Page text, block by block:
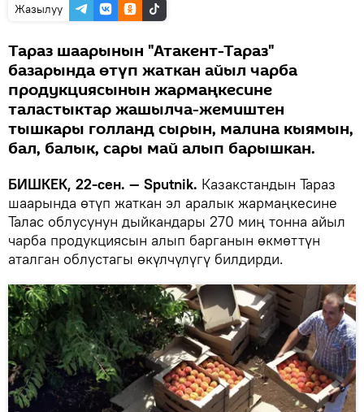
Жазылуу
Тараз шаарынын "Атакент-Тараз"
базарында өтүп жаткан айыл чарба
продукциясынын жармаңкесине
таластыктар жашылча-жемиштен
тышкары голланд сырын, малина кыямын,
бал, балык, сары май алып барышкан.
БИШКЕК, 22-сен. — Sputnik. Казакстандын Тараз
шаарында өтүп жаткан эл аралык жармаңкесине
Талас облусунун дыйкандары 270 миң тонна айыл
чарба продукциясын алып барганын өкмөттүн
аталган облустагы өкүлчүлүгү билдирди.